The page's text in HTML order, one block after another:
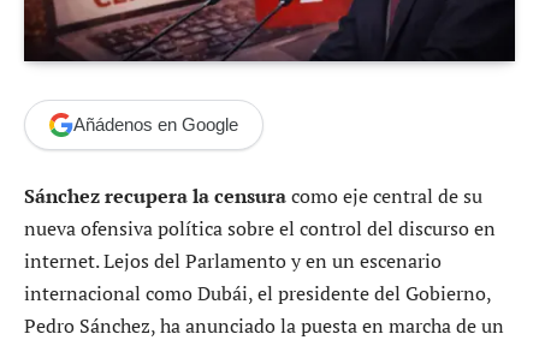
Añádenos en Google
Sánchez recupera la censuracomo eje central de su
nueva ofensiva política sobre el control del discurso en
internet. Lejos del Parlamento y en un escenario
internacional como Dubái, el presidente del Gobierno,
Pedro Sánchez, ha anunciado la puesta en marcha de un